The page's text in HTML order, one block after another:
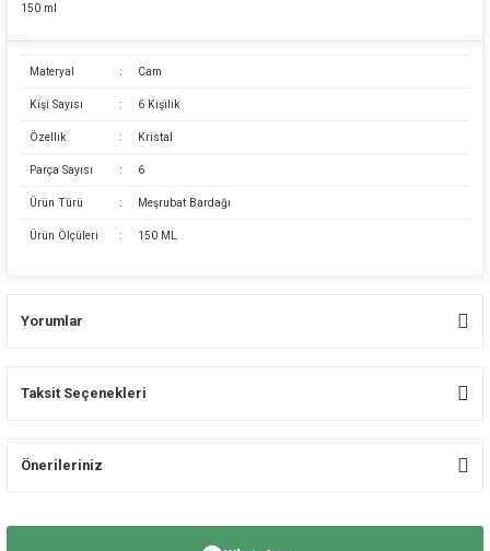
150 ml
Materyal : Cam
Kişi Sayısı : 6 Kişilik
Özellik : Kristal
Parça Sayısı : 6
Ürün Türü : Meşrubat Bardağı
Ürün Ölçüleri : 150 ML
Yorumlar
Taksit Seçenekleri
Önerileriniz